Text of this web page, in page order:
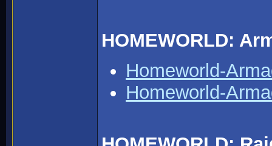
HOMEWORLD:
Homeworld-
Homeworld-